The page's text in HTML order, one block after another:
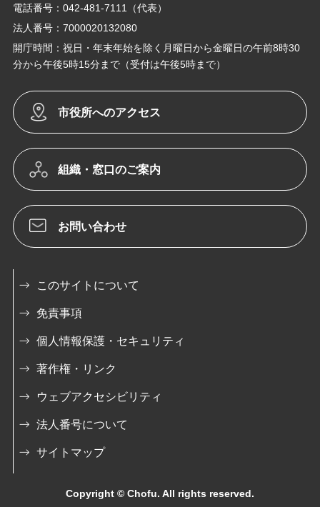
電話番号：042-481-7111（代表）
法人番号：7000020132080
開庁時間：祝日・年末年始を除く月曜日から金曜日の午前8時30
分から午後5時15分まで（受付は午後5時まで）
市役所へのアクセス
組織・窓口のご案内
お問い合わせ
このサイトについて
免責事項
個人情報保護・セキュリティ
著作権・リンク
ウェブアクセシビリティ
法人番号について
サイトマップ
Copyright © Chofu. All rights reserved.